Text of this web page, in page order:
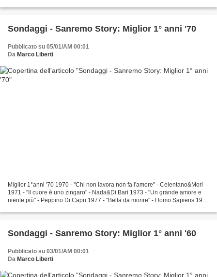
Sondaggi - Sanremo Story: Miglior 1° anni '70
Pubblicato su 05/01/AM 00:01
Da Marco Liberti
Miglior 1°anni '70 1970 - "Chi non lavora non fa l'amore" - Celentano&Mori
1971 - "Il cuore è uno zingaro" - Nada&Di Bari 1973 - "Un grande amore e
niente più" - Peppino Di Capri 1977 - "Bella da morire" - Homo Sapiens 1978
Sondaggi - Sanremo Story: Miglior 1° anni '60
Pubblicato su 03/01/AM 00:01
Da Marco Liberti